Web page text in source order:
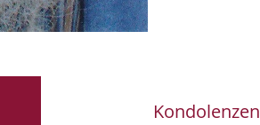
Kondolenzen